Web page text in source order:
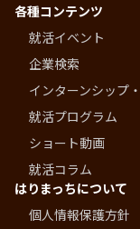
各種コンテンツ
就活イベント
企業検索
インターンシップ
就活プログラム
ショート動画
就活コラム
はりまっちについて
個人情報保護方針